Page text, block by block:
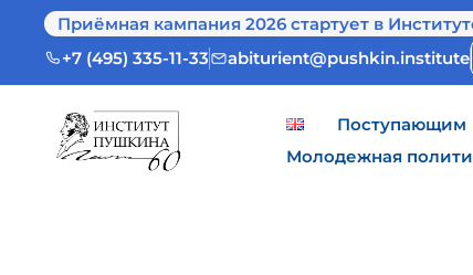
Приёмная кампания 2026 стартует в
+7 (495) 335-11-33 abiturient@pushkin.institute
Поступающим
Молодежная